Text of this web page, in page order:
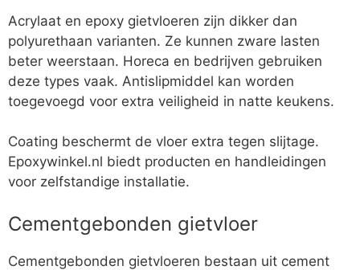
Acrylaat en epoxy gietvloeren zijn dikker dan
polyurethaan varianten. Ze kunnen zware lasten
beter weerstaan. Horeca en bedrijven gebruiken
deze types vaak. Antislipmiddel kan worden
toegevoegd voor extra veiligheid in natte keukens.
Coating beschermt de vloer extra tegen slijtage.
Epoxywinkel.nl biedt producten en handleidingen
voor zelfstandige installatie.
Cementgebonden gietvloer
Cementgebonden gietvloeren bestaan uit cement